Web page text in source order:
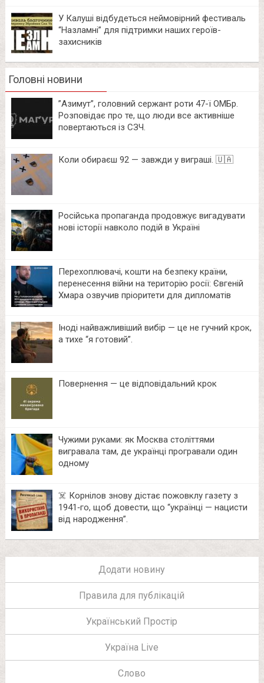
У Калуші відбудеться неймовірний фестиваль
“Назламні” для підтримки наших героїв-
захисників
Головні новини
⁨”Азимут”, головний сержант роти 47-ї ОМБр.
Розповідає про те, що люди все активніше
повертаються із СЗЧ.
Коли обираєш 92 — завжди у виграші. 🇺🇦
Російська пропаганда продовжує вигадувати
нові історії навколо подій в Україні
Перехоплювачі, кошти на безпеку країни,
перенесення війни на територію росії: Євгеній
Хмара озвучив пріоритети для дипломатів
Іноді найважливіший вибір — це не гучний крок,
а тихе “я готовий”.
Повернення — це відповідальний крок
Чужими руками: як Москва століттями
вигравала там, де українці програвали один
одному
☠️ Корнілов знову дістає пожовклу газету з
1941‑го, щоб довести, що “українці — нацисти
від народження”.
Додати новину
Правила для публікацій
Український Простір
Україна Live
Слово